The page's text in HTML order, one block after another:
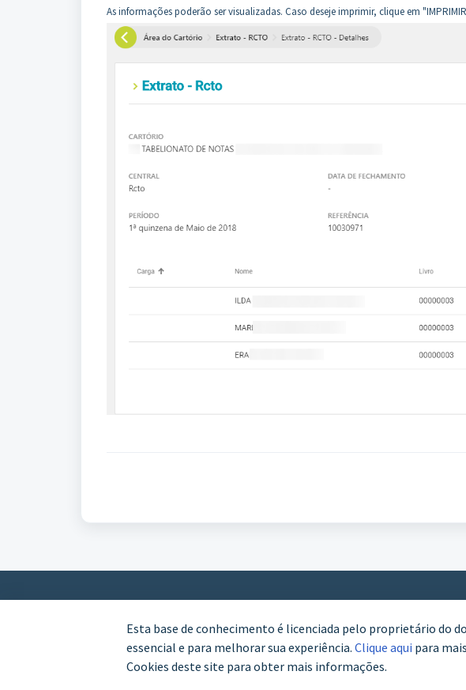
As informações poderão ser visualizadas. Caso deseje imprimir, clique em
Esta base de conhecimento é licenciada pelo proprietário do
essencial e para melhorar sua experiência. Clique aqui para
Cookies deste site para obter mais informações.